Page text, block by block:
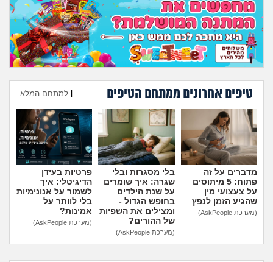
טיפים אחרונים ממתחם הטיפים למתחם המלא
הוספת טיפ
מדברים על זה
פתוח: 5 מיתוסים
על צעצועי מין
שהגיע הזמן לנפץ
(מערכת AskPeople)
בלי מסגרות ובלי
שגרה: איך שומרים
על שנת הילדים
בחופש הגדול -
ומצילים את השפיות
של ההורים?
(מערכת AskPeople)
פרטיות בעידן
הדיגיטלי: איך
לשמור על אנונימיות
בלי לוותר על
אמינות?
(מערכת AskPeople)